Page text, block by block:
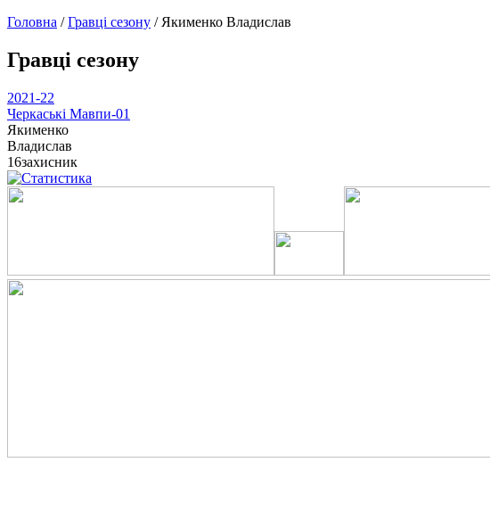
Головна /Гравці сезону / Якименко Владислав
Гравці сезону
2021-22
Черкаські Мавпи-01
Якименко
Владислав
16захисник